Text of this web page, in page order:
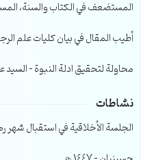
المستضعف في الكتاب والسنة،
أطيب المقال في بيان كليات علم
محاولة لتحقيق ادلة النبوة – السيد
نشاطات
الجلسة الأخلاقية في استقبال شهر